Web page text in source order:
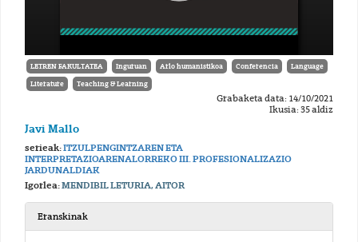
LETREN FAKULTATEA Inguruan Arlo humanistikoa Conferencia Language
Literature Teaching & Learning
Grabaketa data: 14/10/2021
Ikusia: 35 aldiz
Javi Mallo
serieak:ITZULPENGINTZAREN ETA
INTERPRETAZIOARENALORREKO III. PROFESIONALIZAZIO
JARDUNALDIAK
Igorlea:MENDIBIL LETURIA, AITOR
Eranskinak